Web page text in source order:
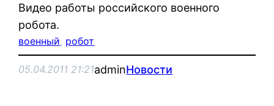
Видео работы российского военного
робота.
военный, робот
05.04.2011 21:21adminНовости